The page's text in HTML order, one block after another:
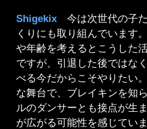
Shigekix 今は次世代の子
くりにも取り組んでいます
や年齢を考えるとこうした
ですが、引退した後ではな
べる今だからこそやりたい
な舞台で、ブレイキンを知
ルのダンサーとも接点が生
が広がる可能性を感じてい